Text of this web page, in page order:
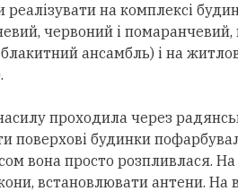
на комплексі
червоний і
ансамбль) і на
проходила через
поверхові будинки
вона просто розпливлася.
встановлювати антени. На